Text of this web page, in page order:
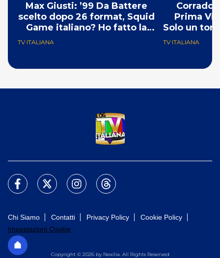
Max Giusti: ’99 Da Battere
scelto dopo 26 format, Squid
Game italiano? Ho fatto la
TV ITALIANA
Corrado
Prima
Solo un
TV ITALIANA
Chi Siamo Contatti Privacy Policy
Cookie Policy
Impostazioni Cookie
Copyright © 2026 by Nexilia. All Rights Reserved